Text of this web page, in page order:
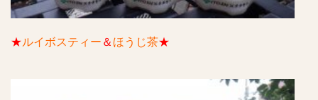
★ルイボスティー ＆ ほうじ茶★